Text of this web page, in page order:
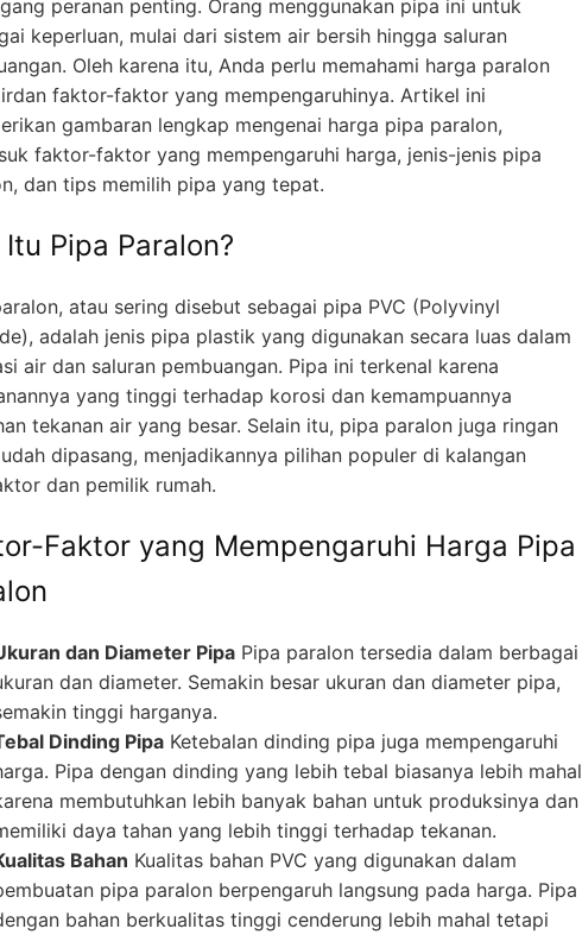
peranan penting. Orang menggunakan pipa ini untuk
keperluan, mulai dari sistem air bersih hingga saluran
Oleh karena itu, Anda perlu memahami harga paralon
faktor-faktor yang mempengaruhinya. Artikel ini
gambaran lengkap mengenai harga pipa paralon,
faktor-faktor yang mempengaruhi harga, jenis-jenis pipa
dan tips memilih pipa yang tepat.
Pipa Paralon?
atau sering disebut sebagai pipa PVC (Polyvinyl
adalah jenis pipa plastik yang digunakan secara luas dalam
air dan saluran pembuangan. Pipa ini terkenal karena
yang tinggi terhadap korosi dan kemampuannya
tekanan air yang besar. Selain itu, pipa paralon juga ringan
dipasang, menjadikannya pilihan populer di kalangan
dan pemilik rumah.
Faktor yang Mempengaruhi Harga Pipa
dan Diameter Pipa Pipa paralon tersedia dalam berbagai
dan diameter. Semakin besar ukuran dan diameter pipa,
tinggi harganya.
Dinding Pipa Ketebalan dinding pipa juga mempengaruhi
Pipa dengan dinding yang lebih tebal biasanya lebih mahal
membutuhkan lebih banyak bahan untuk produksinya dan
daya tahan yang lebih tinggi terhadap tekanan.
Bahan Kualitas bahan PVC yang digunakan dalam
pipa paralon berpengaruh langsung pada harga. Pipa
bahan berkualitas tinggi cenderung lebih mahal tetapi